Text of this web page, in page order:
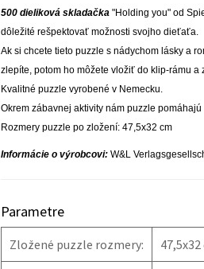
500 dieliková skladačka"Holding you" od
dôležité rešpektovať možnosti svojho dieťaťa.
Ak si chcete tieto puzzle s nádychom lásky a
zlepíte, potom ho môžete vložiť do klip-rámu a
Kvalitné puzzle vyrobené v Nemecku.
Okrem zábavnej aktivity nám puzzle
Rozmery puzzle po zložení: 47,5x32 cm
Informácie o výrobcovi: W&L
Parametre
Zložené puzzle rozmery: 47,5x32